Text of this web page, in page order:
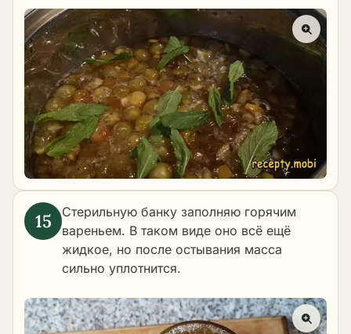
Стерильную банку заполняю горячим
вареньем. В таком виде оно всё ещё
жидкое, но после остывания масса
сильно уплотнится.